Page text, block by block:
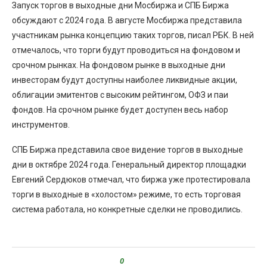
Запуск торгов в выходные дни Мосбиржа и СПБ Биржа
обсуждают с 2024 года. В августе Мосбиржа представила
участникам рынка концепцию таких торгов, писал РБК. В ней
отмечалось, что торги будут проводиться на фондовом и
срочном рынках. На фондовом рынке в выходные дни
инвесторам будут доступны наиболее ликвидные акции,
облигации эмитентов с высоким рейтингом, ОФЗ и паи
фондов. На срочном рынке будет доступен весь набор
инструментов.
СПБ Биржа представила свое видение торгов в выходные
дни в октябре 2024 года. Генеральный директор площадки
Евгений Сердюков отмечал, что биржа уже протестировала
торги в выходные в «холостом» режиме, то есть торговая
система работала, но конкретные сделки не проводились.
0